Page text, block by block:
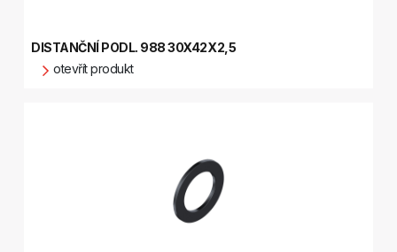
DISTANČNÍ PODL. 988 30X42X2,5
otevřít produkt